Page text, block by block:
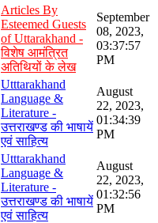
Articles By
Esteemed Guests
of Uttarakhand -
विशेष आमंत्रित
अतिथियों के लेख
September
08, 2023,
03:37:57
PM
Utttarakhand
Language &
Literature -
उत्तराखण्ड की भाषायें
एवं साहित्य
August
22, 2023,
01:34:39
PM
Utttarakhand
Language &
Literature -
उत्तराखण्ड की भाषायें
एवं साहित्य
August
22, 2023,
01:32:56
PM